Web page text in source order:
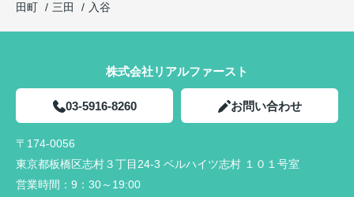
田町
三田 入谷
株式会社リアルファースト
03-5916-8260 お問い合わせ
〒174-0056
東京都板橋区志村３丁目24-3 ベルハイツ志村 １０１号室
営業時間： 9：30～19:00